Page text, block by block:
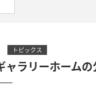
トピックス
ャラリーホーム